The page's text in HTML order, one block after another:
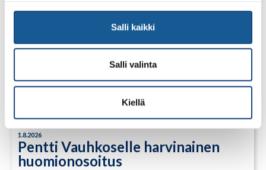
Salli kaikki
Salli valinta
Kiellä
1.8.2026
Pentti Vauhkoselle harvinainen
huomionosoitus